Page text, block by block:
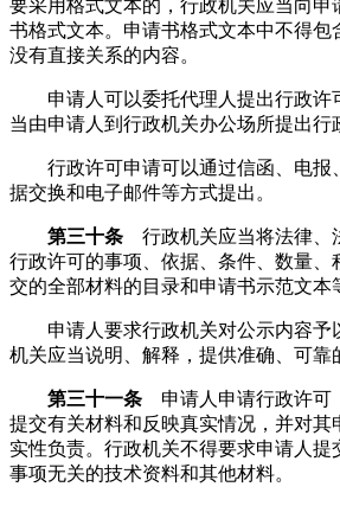
要采用格式文本的，行政机关应当向申
书格式文本。申请书格式文本中不得包
没有直接关系的内容。
申请人可以委托代理人提出行政许
当由申请人到行政机关办公场所提出行
行政许可申请可以通过信函、电报
据交换和电子邮件等方式提出。
第三十条 行政机关应当将法律、
行政许可的事项、依据、条件、数量、
交的全部材料的目录和申请书示范文本
申请人要求行政机关对公示内容予
机关应当说明、解释，提供准确、可靠
第三十一条 申请人申请行政许可
提交有关材料和反映真实情况，并对其
实性负责。行政机关不得要求申请人提
事项无关的技术资料和其他材料。